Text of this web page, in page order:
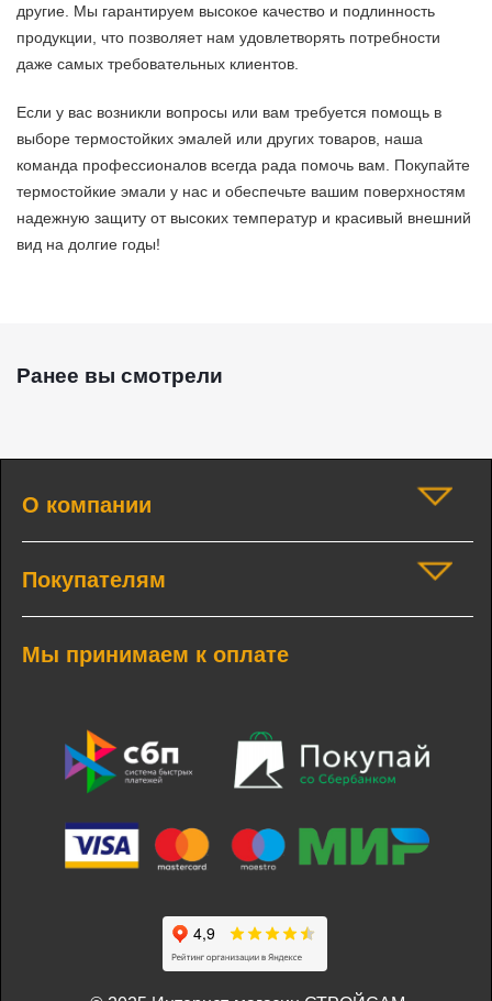
другие. Мы гарантируем высокое качество и подлинность
продукции, что позволяет нам удовлетворять потребности
даже самых требовательных клиентов.
Если у вас возникли вопросы или вам требуется помощь в
выборе термостойких эмалей или других товаров, наша
команда профессионалов всегда рада помочь вам. Покупайте
термостойкие эмали у нас и обеспечьте вашим поверхностям
надежную защиту от высоких температур и красивый внешний
вид на долгие годы!
Ранее вы смотрели
О компании
Покупателям
Мы принимаем к оплате